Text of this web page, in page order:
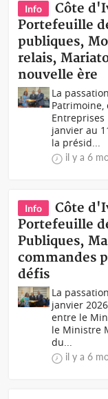
Info
Côte
Portefeuille
publiques,
relais,
nouvelle ère
La
Patrimoine,
Entreprises
janvier au
la présid...
il y a 6
Info
Côte
Portefeuille
Publiques,
commandes
défis
La
janvier
entre le
le Ministre
du...
il y a 6